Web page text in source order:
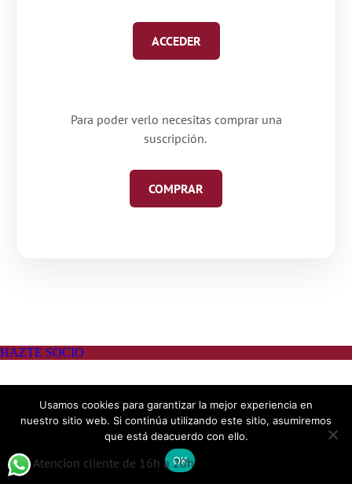
ACCEDER
Para poder verlo necesitas comprar una
suscripción.
COMPRAR
Atencion cliente de 16h a 20h
Usamos cookies para garantizar la mejor experiencia en
nuestro sitio web. Si continúa utilizando este sitio, asumiremos
que está deacuerdo con ello.
OK